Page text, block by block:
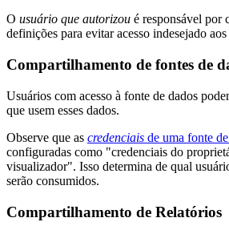
O usuário que autorizou é responsável por
definições para evitar acesso indesejado
Compartilhamento de fontes de
Usuários com acesso à fonte de dados
que usem esses dados.
Observe que as credenciais de uma fonte
configuradas como "credenciais do
visualizador". Isso determina de qual
serão consumidos.
Compartilhamento de Relatórios